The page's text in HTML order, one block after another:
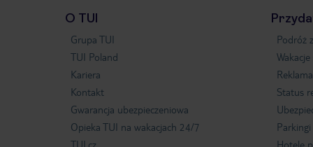
O TUI
Grupa TUI
TUI Poland
Kariera
Kontakt
Gwarancja ubezpieczeniowa
Opieka TUI na wakacjach 24/7
Podróż
Status
Parkingi